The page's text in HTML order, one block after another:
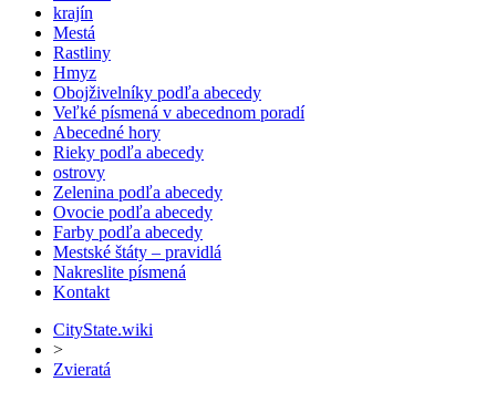
krajín
Mestá
Rastliny
Hmyz
Obojživelníky podľa abecedy
Veľké písmená v abecednom poradí
Abecedné hory
Rieky podľa abecedy
ostrovy
Zelenina podľa abecedy
Ovocie podľa abecedy
Farby podľa abecedy
Mestské štáty – pravidlá
Nakreslite písmená
Kontakt
CityState.wiki
>
Zvieratá